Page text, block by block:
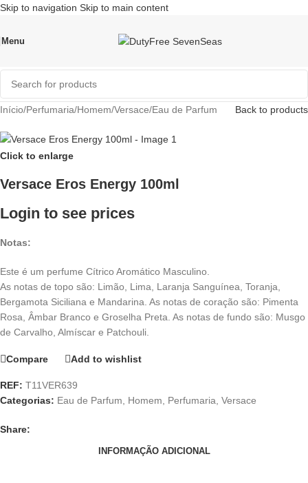
Skip to navigation Skip to main content
Menu
Início/Perfumaria/Homem/Versace/Eau de Parfum Back to products
Click to enlarge
Versace Eros Energy 100ml
Login to see prices
Notas:
Este é um perfume Cítrico Aromático Masculino.
As notas de topo são: Limão, Lima, Laranja Sanguínea, Toranja,
Bergamota Siciliana e Mandarina. As notas de coração são: Pimenta
Rosa, Âmbar Branco e Groselha Preta. As notas de fundo são: Musgo
de Carvalho, Almíscar e Patchouli.
Compare Add to wishlist
REF: T11VER639
Categorias: Eau de Parfum, Homem, Perfumaria, Versace
Share:
INFORMAÇÃO ADICIONAL